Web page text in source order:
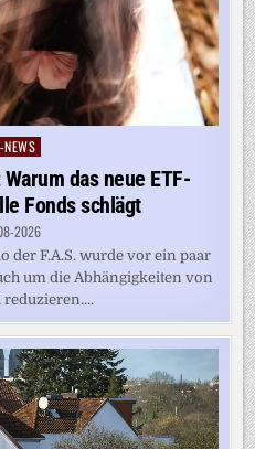
NEWS
das neue ETF-
Fonds schlägt
2026
der F.A.S. wurde vor ein paar
um die Abhängigkeiten von
reduzieren....